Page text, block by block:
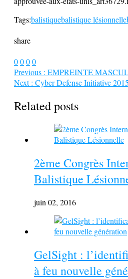
Tags:balistiquebalistique lésionnelle
share
0000
Previous : EMPREINTE
Next : Cyber Defense Initiative 2015
Related posts
2ème Congrès
Balistique
juin 02, 2016
GelSight :
à feu nouvelle